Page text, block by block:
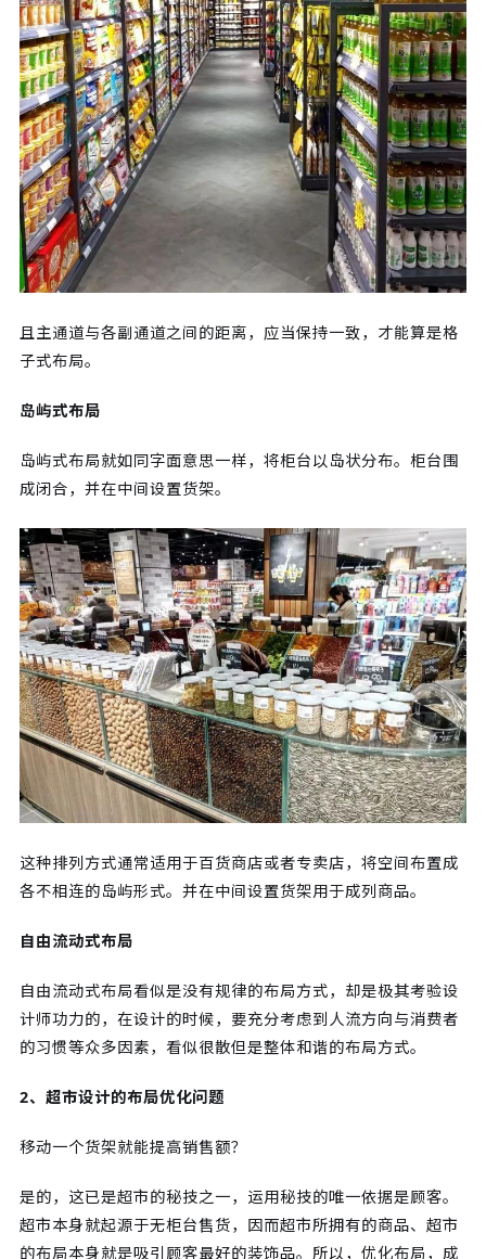
且主通道与各副通道之间的距离，应当保持一致，才能算是格
子式布局。
岛屿式布局
岛屿式布局就如同字面意思一样，将柜台以岛状分布。柜台围
成闭合，并在中间设置货架。
这种排列方式通常适用于百货商店或者专卖店，将空间布置成
各不相连的岛屿形式。并在中间设置货架用于成列商品。
自由流动式布局
自由流动式布局看似是没有规律的布局方式，却是极其考验设
计师功力的，在设计的时候，要充分考虑到人流方向与消费者
的习惯等众多因素，看似很散但是整体和谐的布局方式。
2、超市设计的布局优化问题
移动一个货架就能提高销售额？
是的，这已是超市的秘技之一，运用秘技的唯一依据是顾客。
超市本身就起源于无柜台售货，因而超市所拥有的商品、超市
的布局本身就是吸引顾客最好的装饰品。所以，优化布局，成